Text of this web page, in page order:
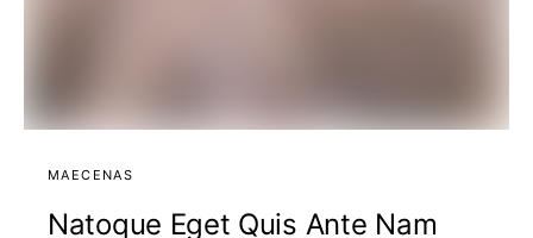
MAECENAS
Natoque Eget Quis Ante Nam